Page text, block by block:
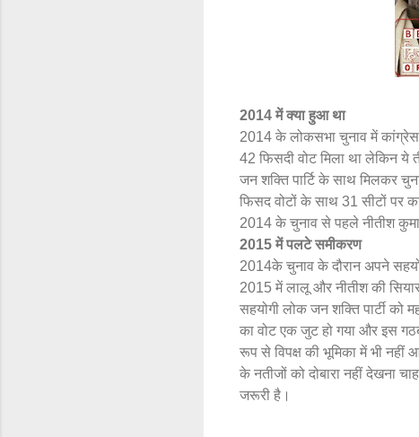
2014 में क्या हुआ था
2014 के लोकसभा चुनाव में
42 फिसदी वोट मिला था लेकिन ये
जन शक्ति पार्टि के साथ मिलकर
फिसद वोटों के साथ 31 सीटों पर
2014 के चुनाव से पहले नीतीश
2015 में पलटे समीकरण
2014के चुनाव के दौरान अपने
2015 में लालू और नीतीश की
सहयोगी लोक जन शक्ति पार्टी को
का वोट एक जुट हो गया और इस
रूप से विपक्ष की भूमिका में भी नहीं
के नतीजों को दोबारा नहीं देखना
जरूरी है।